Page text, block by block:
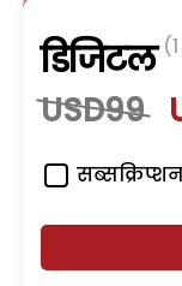
डिजिटल
USD99